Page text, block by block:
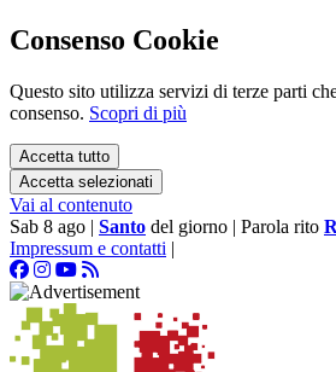
Consenso Cookie
Questo sito utilizza servizi di terze parti
consenso. Scopri di più
Accetta tutto
Accetta selezionati
Vai al contenuto
Sab 8 ago | Santo del giorno | Parola rito
Impressum e contatti |